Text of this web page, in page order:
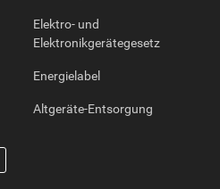
Elektro- und
Elektronikgerätegesetz
Energielabel
Altgeräte-Entsorgung